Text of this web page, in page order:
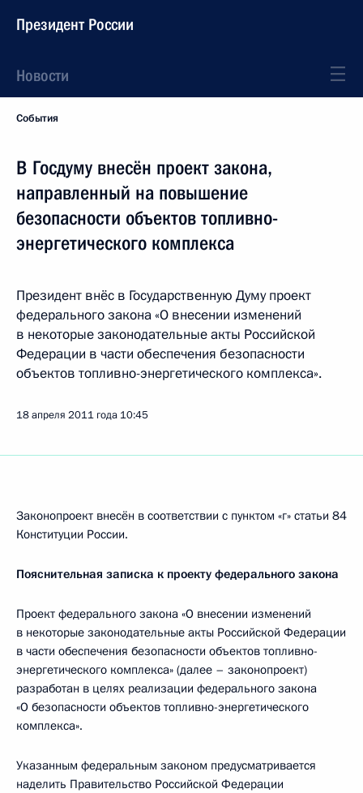
Президент России
Новости
События
В Госдуму внесён проект закона,
направленный на повышение
безопасности объектов топливно-
энергетического комплекса
Президент внёс в Государственную Думу проект
федерального закона «О внесении изменений
в некоторые законодательные акты Российской
Федерации в части обеспечения безопасности
объектов топливно-энергетического комплекса».
18 апреля 2011 года 10:45
Законопроект внесён в соответствии с пунктом «г» статьи 84
Конституции России.
Пояснительная записка к проекту федерального закона
Проект федерального закона «О внесении изменений
в некоторые законодательные акты Российской Федерации
в части обеспечения безопасности объектов топливно-
энергетического комплекса» (далее – законопроект)
разработан в целях реализации федерального закона
«О безопасности объектов топливно-энергетического
комплекса».
Указанным федеральным законом предусматривается
наделить Правительство Российской Федерации